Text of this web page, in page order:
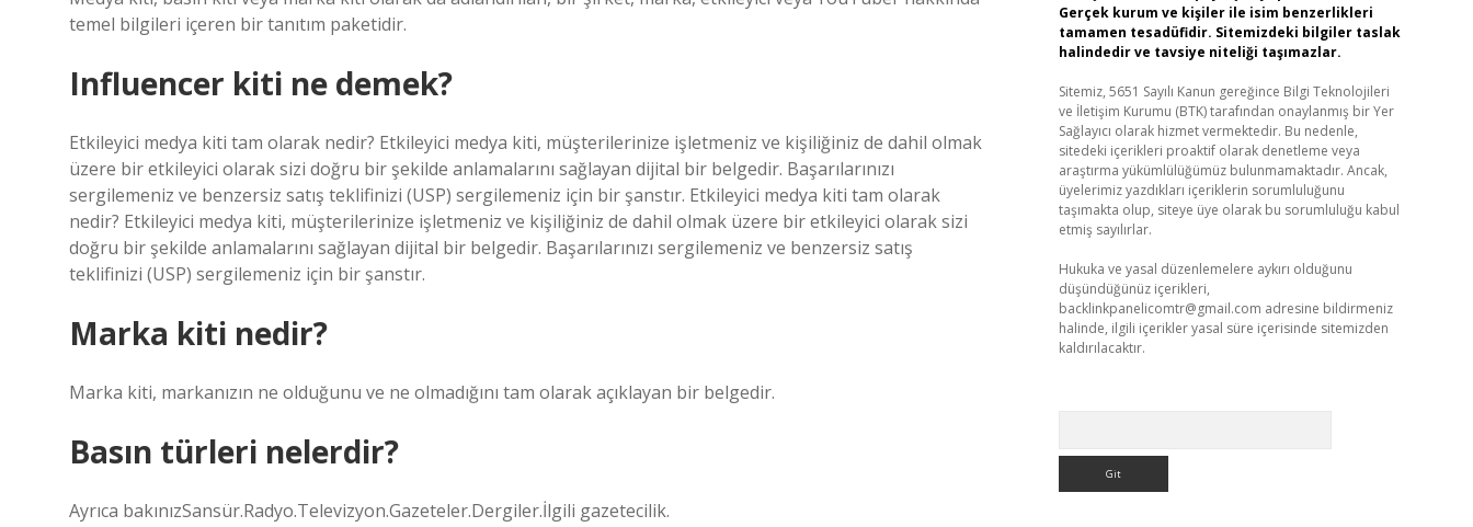
temel bilgileri içeren bir tanıtım paketidir.
Influencer kiti ne demek?
Etkileyici medya kiti tam olarak nedir? Etkileyici medya kiti, müşterilerinize işletmeniz ve kişiliğiniz de dahil olmak
üzere bir etkileyici olarak sizi doğru bir şekilde anlamalarını sağlayan dijital bir belgedir. Başarılarınızı
sergilemeniz ve benzersiz satış teklifinizi (USP) sergilemeniz için bir şanstır. Etkileyici medya kiti tam olarak
nedir? Etkileyici medya kiti, müşterilerinize işletmeniz ve kişiliğiniz de dahil olmak üzere bir etkileyici olarak sizi
doğru bir şekilde anlamalarını sağlayan dijital bir belgedir. Başarılarınızı sergilemeniz ve benzersiz satış
teklifinizi (USP) sergilemeniz için bir şanstır.
Marka kiti nedir?
Marka kiti, markanızın ne olduğunu ve ne olmadığını tam olarak açıklayan bir belgedir.
Basın türleri nelerdir?
Ayrıca bakınızSansür.Radyo.Televizyon.Gazeteler.Dergiler.İlgili gazetecilik.
Gerçek kurum ve kişiler ile isim benzerlikleri
tamamen tesadüfidir. Sitemizdeki bilgiler taslak
halindedir ve tavsiye niteliği taşımazlar.
Sitemiz, 5651 Sayılı Kanun gereğince Bilgi Teknolojileri
ve İletişim Kurumu (BTK) tarafından onaylanmış bir Yer
Sağlayıcı olarak hizmet vermektedir. Bu nedenle,
sitedeki içerikleri proaktif olarak denetleme veya
araştırma yükümlülüğümüz bulunmamaktadır. Ancak,
üyelerimiz yazdıkları içeriklerin sorumluluğunu
taşımakta olup, siteye üye olarak bu sorumluluğu kabul
etmiş sayılırlar.
Hukuka ve yasal düzenlemelere aykırı olduğunu
düşündüğünüz içerikleri,
backlinkpanelicomtr@gmail.com adresine bildirmeniz
halinde, ilgili içerikler yasal süre içerisinde sitemizden
kaldırılacaktır.